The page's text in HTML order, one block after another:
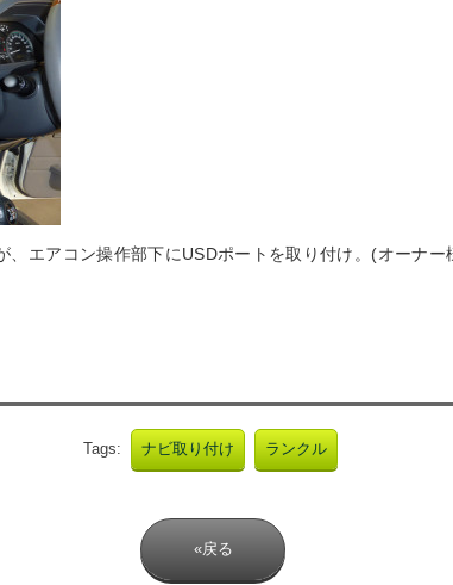
エアコン操作部下にUSDポートを取り付け。(オーナー
Tags: ナビ取り付け ランクル
«戻る